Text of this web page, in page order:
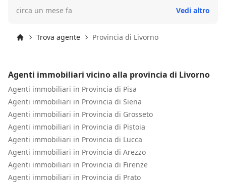
consiglierei senza alcun dubbio.
circa un mese fa Vedi altro
Trova agente Provincia di Livorno
Agenti immobiliari vicino alla provincia di Livorno
Agenti immobiliari in Provincia di Pisa
Agenti immobiliari in Provincia di Siena
Agenti immobiliari in Provincia di Grosseto
Agenti immobiliari in Provincia di Pistoia
Agenti immobiliari in Provincia di Lucca
Agenti immobiliari in Provincia di Arezzo
Agenti immobiliari in Provincia di Firenze
Agenti immobiliari in Provincia di Prato